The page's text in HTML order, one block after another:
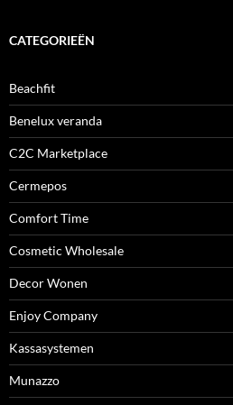
CATEGORIEËN
Beachfit
Benelux veranda
C2C Marketplace
Cermepos
Comfort Time
Cosmetic Wholesale
Decor Wonen
Enjoy Company
Kassasystemen
Munazzo